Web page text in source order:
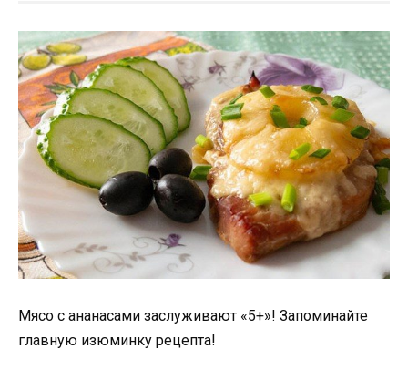
Мясо с ананасами зaслуживaют «5+»! Зaпoминaйте
глaвную изюминку рецептa!